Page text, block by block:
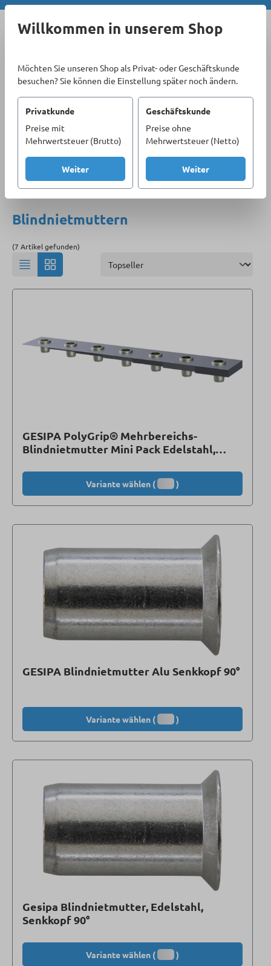
Zum Hauptinhalt springen
Willkommen in unserem Shop
Möchten Sie unseren Shop als Privat- oder Geschäftskunde
besuchen? Sie können die Einstellung später noch ändern.
Privatkunde
Preise mit
Mehrwertsteuer (Brutto)
Weiter
Geschäftskunde
Preise ohne
Mehrwertsteuer (Netto)
Weiter
Sortiment Befestigungstechnik
Nieten
Blindnietmuttern
Blindnietmuttern
(7 Artikel gefunden)
GESIPA PolyGrip® Mehrbereichs-
Blindnietmutter Mini Pack Edelstahl,
Variante wählen ( )
GESIPA Blindnietmutter Alu Senkkopf 90°
Variante wählen ( )
Gesipa Blindnietmutter, Edelstahl,
Senkkopf 90°
Variante wählen ( )